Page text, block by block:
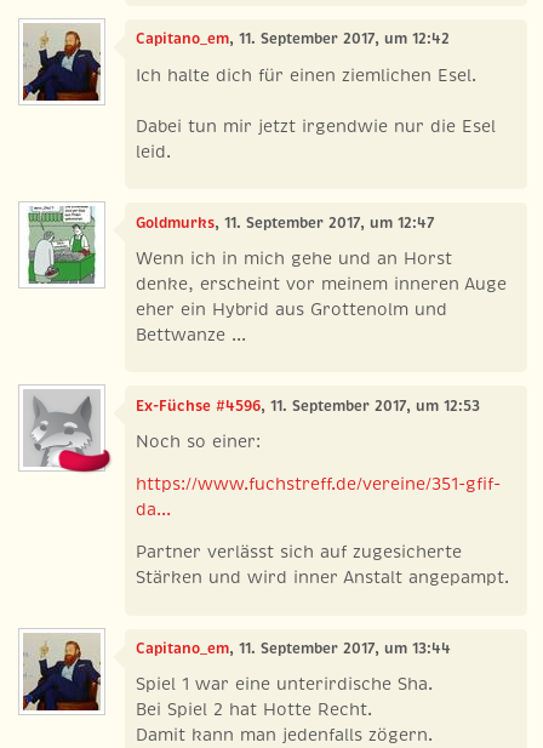
Capitano_em, 11. September 2017, um 12:42
Ich halte dich für einen ziemlichen Esel.
Dabei tun mir jetzt irgendwie nur die Esel
leid.
Goldmurks, 11. September 2017, um 12:47
Wenn ich in mich gehe und an Horst
denke, erscheint vor meinem inneren Auge
eher ein Hybrid aus Grottenolm und
Bettwanze ...
Ex-Füchse #4596, 11. September 2017, um 12:53
Noch so einer:
https://www.fuchstreff.de/vereine/351-gfif-
da...
Partner verlässt sich auf zugesicherte
Stärken und wird inner Anstalt angepampt.
Capitano_em, 11. September 2017, um 13:44
Spiel 1 war eine unterirdische Sha.
Bei Spiel 2 hat Hotte Recht.
Damit kann man jedenfalls zögern.